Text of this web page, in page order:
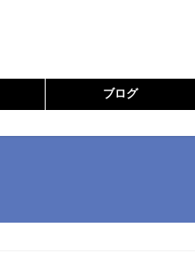
ブログ